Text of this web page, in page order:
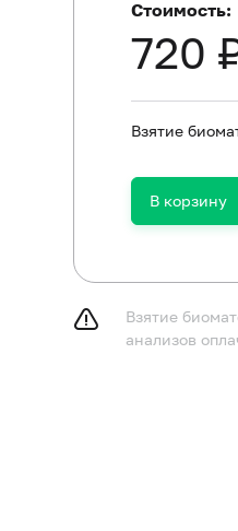
Не курить в течение 30
Стоимость:
720
Взятие
В корзину
Взятие
анализов